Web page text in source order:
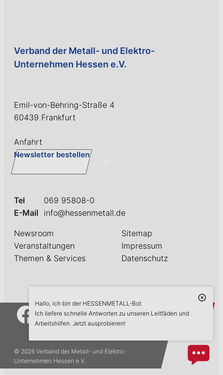
Verband der Metall- und Elektro-
Unternehmen Hessen e.V.
Emil-von-Behring-Straße 4
60439 Frankfurt
Anfahrt
Newsletter bestellen
Tel
069 95808-0
E-Mail
info@hessenmetall.de
Newsroom
Veranstaltungen
Themen & Services
Sitemap
Impressum
Datenschutz
© 2026 Verband der Metall- und Elektro-
Unternehmen Hessen e.V.
Hallo, ich bin der HESSENMETALL-Bot
Ich liefere schnelle Antworten zu unseren Leitfäden und
Arbeitshilfen. Jetzt ausprobieren!